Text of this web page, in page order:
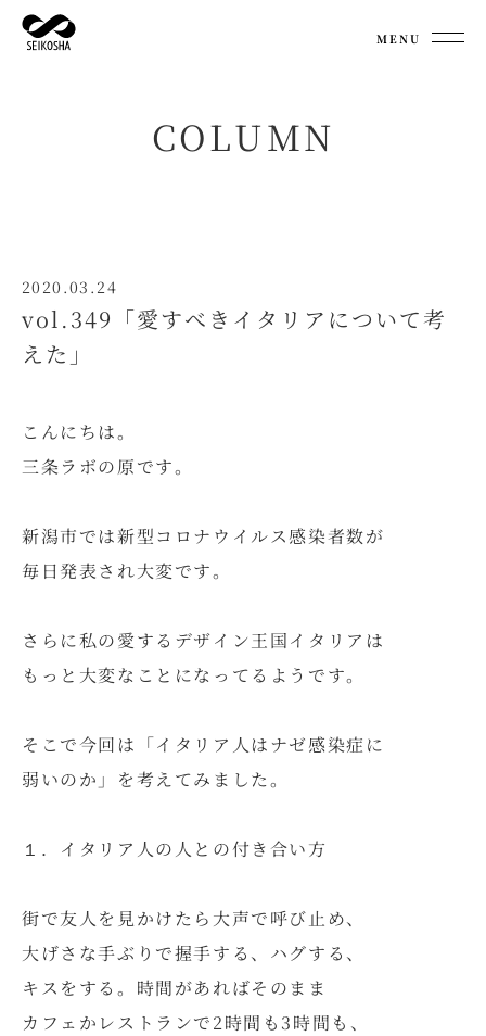
MENU
COLUMN
2020.03.24
vol.349「愛すべきイタリアについて考
えた」
こんにちは。
三条ラボの原です。
新潟市では新型コロナウイルス感染者数が
毎日発表され大変です。
さらに私の愛するデザイン王国イタリアは
もっと大変なことになってるようです。
そこで今回は「イタリア人はナゼ感染症に
弱いのか」を考えてみました。
１．イタリア人の人との付き合い方
街で友人を見かけたら大声で呼び止め、
大げさな手ぶりで握手する、ハグする、
キスをする。時間があればそのまま
カフェかレストランで2時間も3時間も、